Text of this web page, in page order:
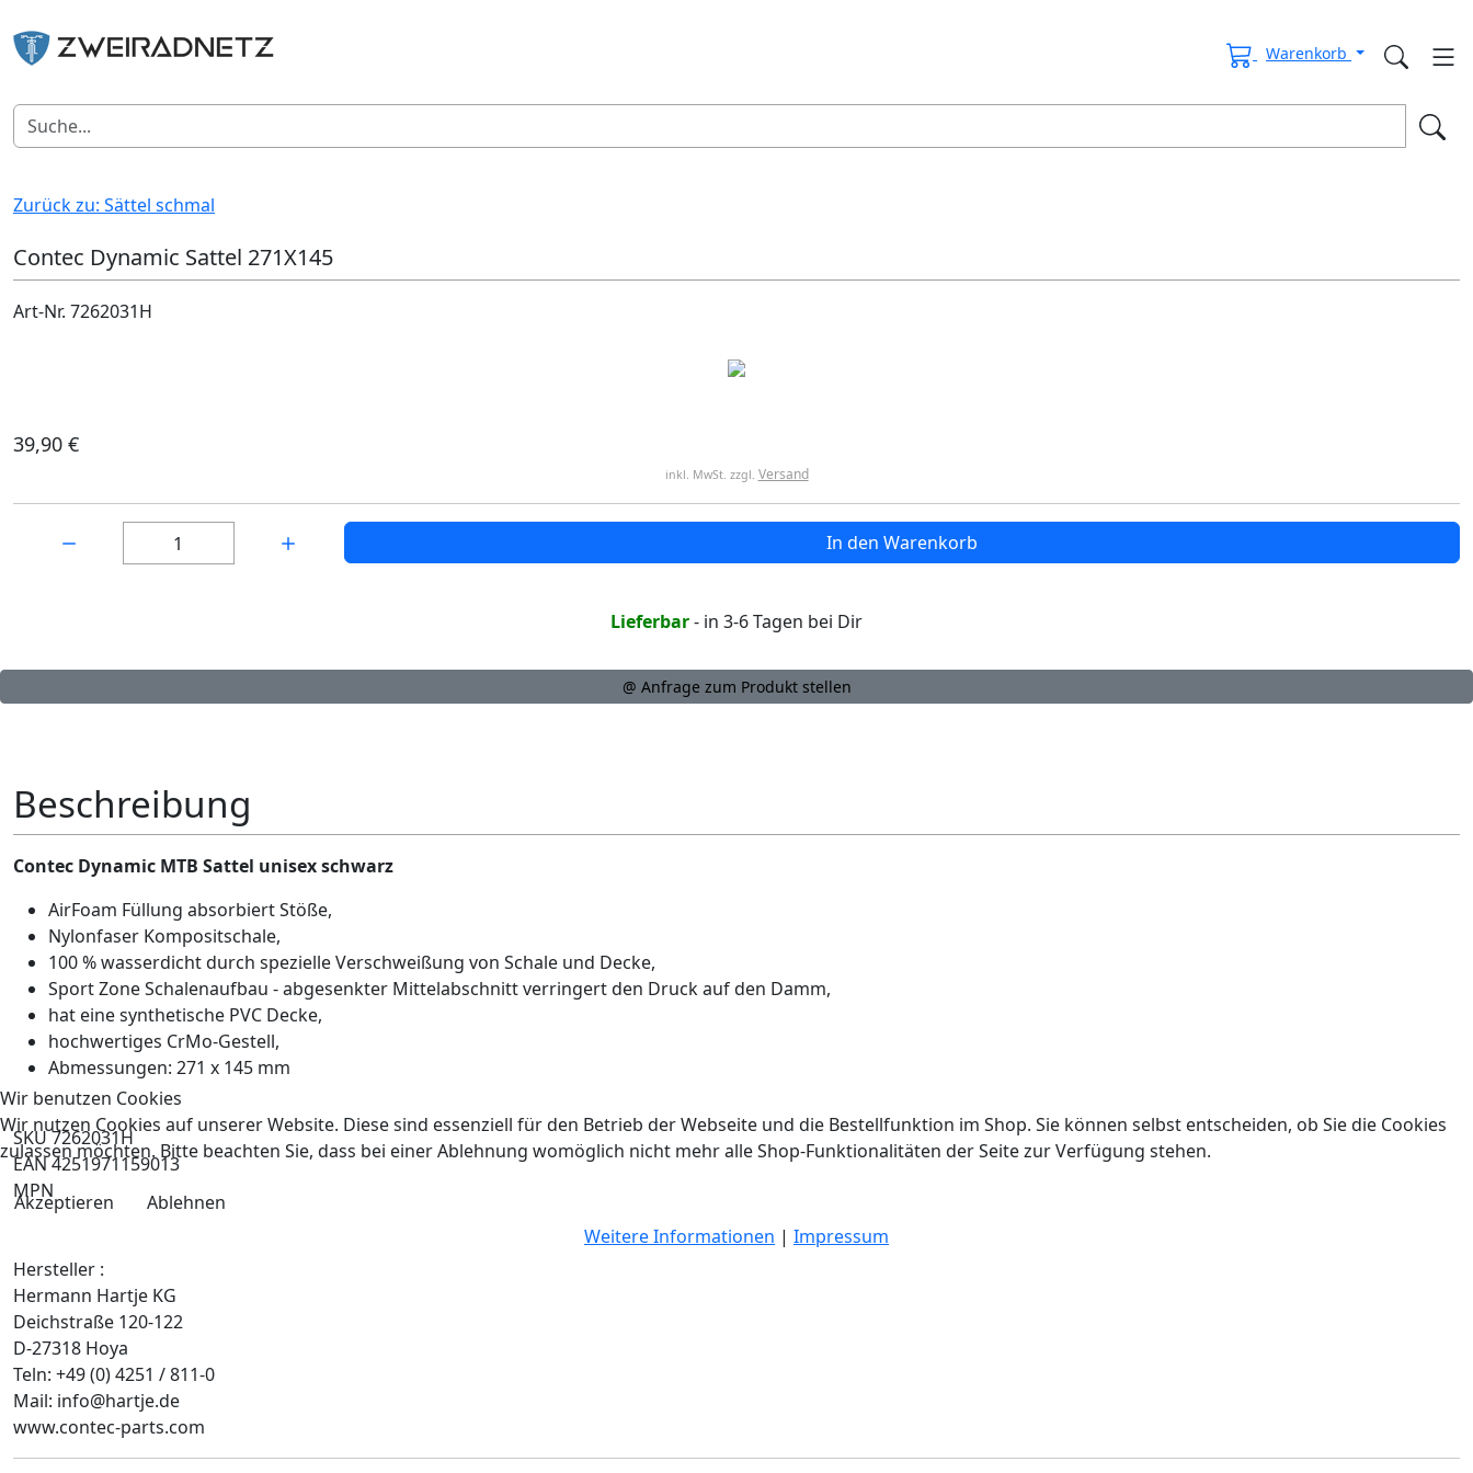
Warenkorb
Zurück zu: Sättel schmal
Contec Dynamic Sattel 271X145
Art-Nr. 7262031H
39,90 €
inkl. MwSt. zzgl. Versand
In den Warenkorb
Lieferbar- in 3-6 Tagen bei Dir
@ Anfrage zum Produkt stellen
Beschreibung
Contec Dynamic MTB Sattel unisex schwarz
AirFoam Füllung absorbiert Stöße,
Nylonfaser Kompositschale,
100 % wasserdicht durch spezielle Verschweißung von Schale und Decke,
Sport Zone Schalenaufbau - abgesenkter Mittelabschnitt verringert den Druck auf den Damm,
hat eine synthetische PVC Decke,
hochwertiges CrMo-Gestell,
Abmessungen: 271 x 145 mm
SKU 7262031H
EAN 4251971159013
MPN
Hersteller :
Hermann Hartje KG
Deichstraße 120-122
D-27318 Hoya
Teln: +49 (0) 4251 / 811-0
Mail: info@hartje.de
www.contec-parts.com
Wir benutzen Cookies
Wir nutzen Cookies auf unserer Website. Diese sind essenziell für den Betrieb der Webseite und die Bestellfunktion im Shop. Sie können selbst entscheiden, ob Sie die Cookies
zulassen möchten. Bitte beachten Sie, dass bei einer Ablehnung womöglich nicht mehr alle Shop-Funktionalitäten der Seite zur Verfügung stehen.
Akzeptieren
Ablehnen
Weitere Informationen | Impressum